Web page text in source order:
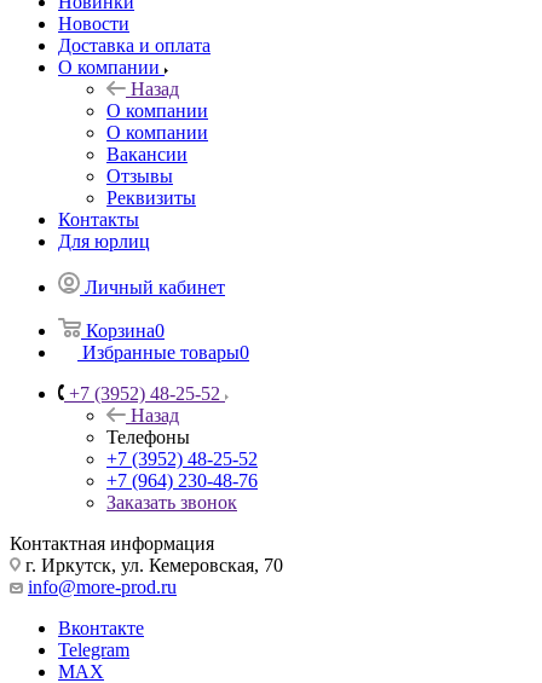
Новости
Доставка и оплата
О компании
Назад
О компании
О компании
Вакансии
Отзывы
Реквизиты
Контакты
Для юрлиц
Личный кабинет
Корзина0
Избранные товары0
+7 (3952) 48-25-52
Назад
Телефоны
+7 (3952) 48-25-52
+7 (964) 230-48-76
Заказать звонок
Контактная информация
г. Иркутск, ул. Кемеровская, 70
info@more-prod.ru
Вконтакте
Telegram
MAX